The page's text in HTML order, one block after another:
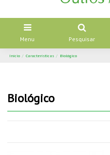
Menu Pesquisar
Início Características Biológico
Biológico